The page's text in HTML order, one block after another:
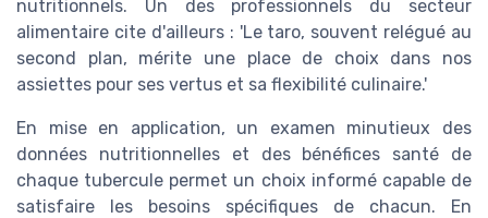
nutritionnels. Un des professionnels du secteur
alimentaire cite d'ailleurs : 'Le taro, souvent relégué au
second plan, mérite une place de choix dans nos
assiettes pour ses vertus et sa flexibilité culinaire.'
En mise en application, un examen minutieux des
données nutritionnelles et des bénéfices santé de
chaque tubercule permet un choix informé capable de
satisfaire les besoins spécifiques de chacun. En